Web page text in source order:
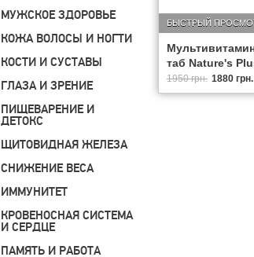
МУЖСКОЕ ЗДОРОВЬЕ
КОЖА ВОЛОСЫ И НОГТИ
КОСТИ И СУСТАВЫ
ГЛАЗА И ЗРЕНИЕ
ПИЩЕВАРЕНИЕ И
ДЕТОКС
ЩИТОВИДНАЯ ЖЕЛЕЗА
СНИЖЕНИЕ ВЕСА
ИММУНИТЕТ
КРОВЕНОСНАЯ СИСТЕМА
И СЕРДЦЕ
ПАМЯТЬ И РАБОТА
таб Nature's
БЫСТРЫЙ
1950 грн. 1880 грн.